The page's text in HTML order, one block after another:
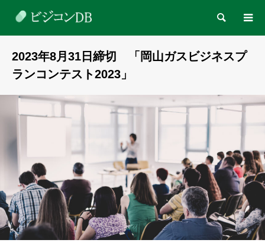
検索
2023年8月31日締切 「岡山ガスビジネスプ
ランコンテスト2023」